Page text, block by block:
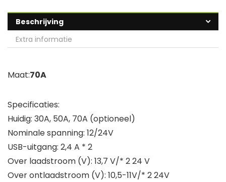
Beschrijving
Extra informatie
Maat:70A
Specificaties:
Huidig: 30A, 50A, 70A (optioneel)
Nominale spanning: 12/24V
USB-uitgang: 2,4 A * 2
Over laadstroom (V): 13,7 V/* 2 24 V
Over ontlaadstroom (V): 10,5-11V/* 2 24V